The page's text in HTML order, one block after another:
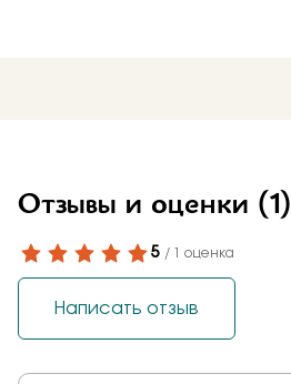
Отзывы и оценки (1)
5 / 1 оценка
Написать отзыв